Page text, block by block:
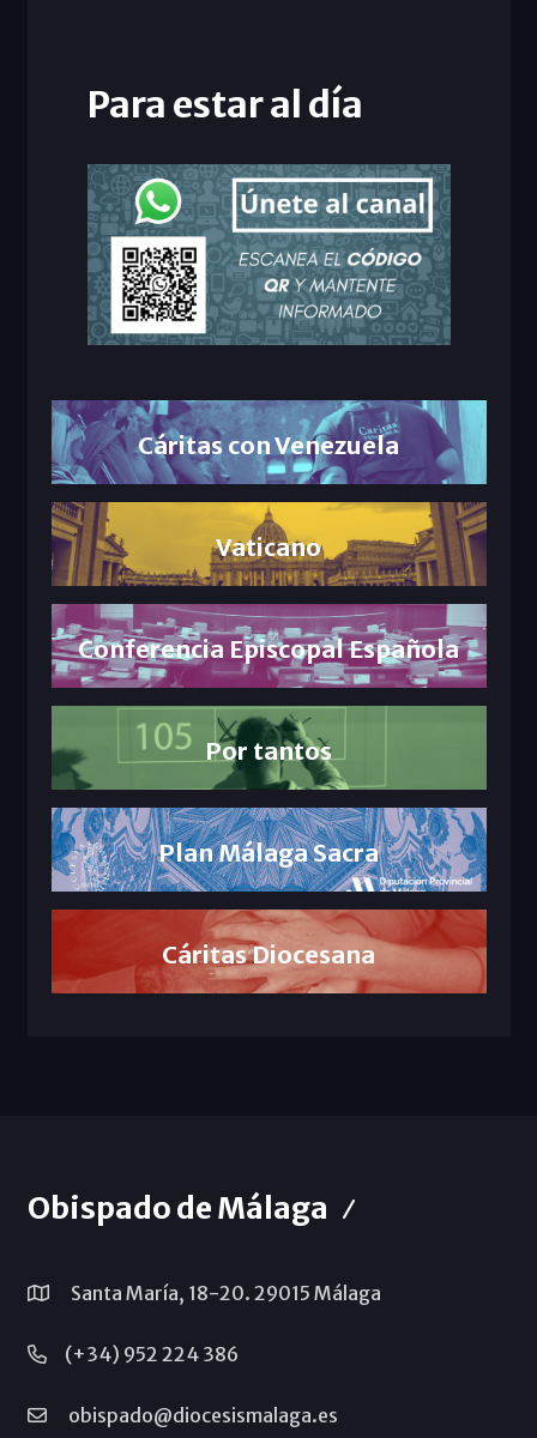
Para estar al día
Cáritas con Venezuela
Vaticano
Conferencia Episcopal Española
Por tantos
Plan Málaga Sacra
Cáritas Diocesana
Obispado de Málaga
Santa María, 18-20. 29015 Málaga
(+34) 952 224 386
obispado@diocesismalaga.es